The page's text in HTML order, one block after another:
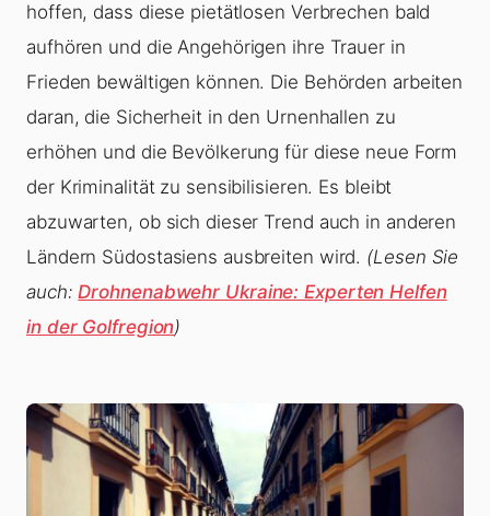
hoffen, dass diese pietätlosen Verbrechen bald
aufhören und die Angehörigen ihre Trauer in
Frieden bewältigen können. Die Behörden arbeiten
daran, die Sicherheit in den Urnenhallen zu
erhöhen und die Bevölkerung für diese neue Form
der Kriminalität zu sensibilisieren. Es bleibt
abzuwarten, ob sich dieser Trend auch in anderen
Ländern Südostasiens ausbreiten wird. (Lesen Sie
auch:Drohnenabwehr Ukraine: Experten Helfen
in der Golfregion)